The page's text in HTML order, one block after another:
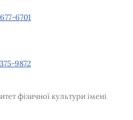
6701
9872
фізичної культури імені